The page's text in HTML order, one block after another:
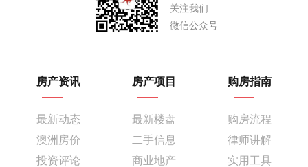
关注我们
微信公众号
房产资讯
最新动态
澳洲房价
投资评论
房产项目
最新楼盘
二手信息
商业地产
购房指南
购房流程
律师讲解
实用工具